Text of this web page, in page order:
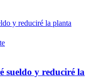
sueldo y reduciré la